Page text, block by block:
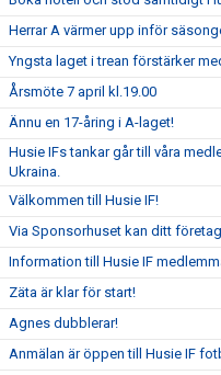
Herrar A värmer upp inför
Yngsta laget i trean förstärker
Årsmöte 7 april kl.19.00
Ännu en 17-åring i A-laget!
Husie IFs tankar går till våra
Ukraina.
Välkommen till Husie IF!
Via Sponsorhuset kan ditt
Information till Husie IF
Zäta är klar för start!
Agnes dubblerar!
Anmälan är öppen till Husie IF